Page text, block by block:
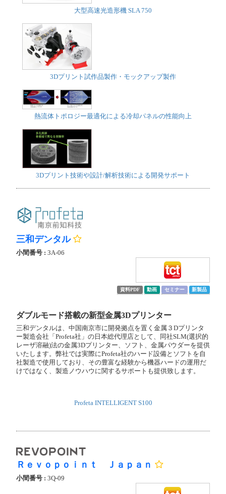
大型高速光造形機 SLA 750
3Dプリント試作品製作・モックアップ製作
熱流体トポロジー最適化による冷却パネルの性能向上
3Dプリント技術や設計/解析技術による開発サポート
三和デンタル
小間番号 : 3A-06
資料PDF 動画 セミナー 新製品
ダブルモード搭載の新型金属3Dプリンター
三和デンタルは、中国南京市に開発拠点を置く金属３Dプリンタ
ー製造会社「Profeta社」の日本総代理店として、同社SLM(選択的
レーザ溶融)法の金属3Dプリンター、ソフト、金属パウダーを提供
いたします。弊社では実際にProfeta社のハード設備とソフトを自
社製造で使用しており、その豊富な経験から機器ハードの運用だ
けではなく、製造ノウハウに関するサポートも提供致します。
Profeta INTELLIGENT S100
Ｒｅｖｏｐｏｉｎｔ Ｊａｐａｎ
小間番号 : 3Q-09